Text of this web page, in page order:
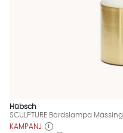
Hübsch
SCULPTURE Bordslampa Mässing
KAMPANJ